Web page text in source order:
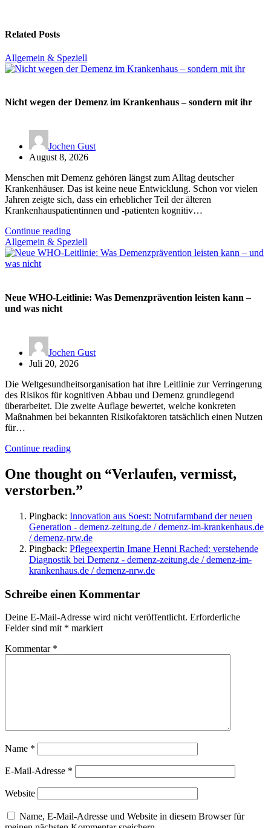
Related Posts
Allgemein & Speziell
Nicht wegen der Demenz im Krankenhaus – sondern mit ihr
Jochen Gust
August 8, 2026
Menschen mit Demenz gehören längst zum Alltag deutscher
Krankenhäuser. Das ist keine neue Entwicklung. Schon vor vielen
Jahren zeigte sich, dass ein erheblicher Teil der älteren
Krankenhauspatientinnen und -patienten kognitiv…
Continue reading
Allgemein & Speziell
Neue WHO-Leitlinie: Was Demenzprävention leisten kann –
und was nicht
Jochen Gust
Juli 20, 2026
Die Weltgesundheitsorganisation hat ihre Leitlinie zur Verringerung
des Risikos für kognitiven Abbau und Demenz grundlegend
überarbeitet. Die zweite Auflage bewertet, welche konkreten
Maßnahmen bei bekannten Risikofaktoren tatsächlich einen Nutzen
für…
Continue reading
One thought on “Verlaufen, vermisst,
verstorben.”
Pingback: Innovation aus Soest: Notrufarmband der neuen
Generation - demenz-zeitung.de / demenz-im-krankenhaus.de
/ demenz-nrw.de
Pingback: Pflegeexpertin Imane Henni Rached: verstehende
Diagnostik bei Demenz - demenz-zeitung.de / demenz-im-
krankenhaus.de / demenz-nrw.de
Schreibe einen Kommentar
Deine E-Mail-Adresse wird nicht veröffentlicht. Erforderliche
Felder sind mit * markiert
Kommentar *
Name *
E-Mail-Adresse *
Website
Name, E-Mail-Adresse und Website in diesem Browser für